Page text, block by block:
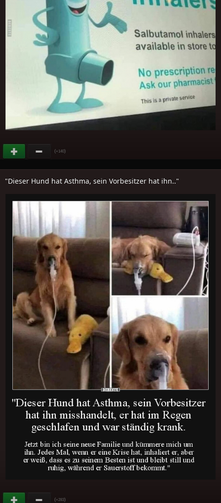
(+140)
"Dieser Hund hat Asthma, sein Vorbesitzer hat ihn.."
(+283)